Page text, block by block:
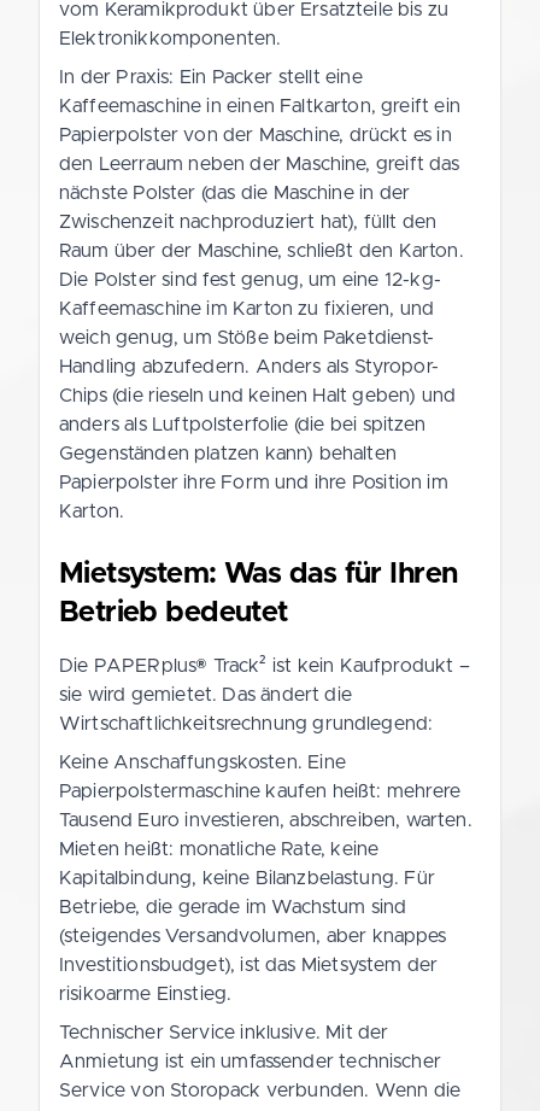
vom Keramikprodukt über Ersatzteile bis zu
Elektronikkomponenten.
In der Praxis: Ein Packer stellt eine
Kaffeemaschine in einen Faltkarton, greift ein
Papierpolster von der Maschine, drückt es in
den Leerraum neben der Maschine, greift das
nächste Polster (das die Maschine in der
Zwischenzeit nachproduziert hat), füllt den
Raum über der Maschine, schließt den Karton.
Die Polster sind fest genug, um eine 12-kg-
Kaffeemaschine im Karton zu fixieren, und
weich genug, um Stöße beim Paketdienst-
Handling abzufedern. Anders als Styropor-
Chips (die rieseln und keinen Halt geben) und
anders als Luftpolsterfolie (die bei spitzen
Gegenständen platzen kann) behalten
Papierpolster ihre Form und ihre Position im
Karton.
Mietsystem: Was das für Ihren
Betrieb bedeutet
Die PAPERplus® Track² ist kein Kaufprodukt –
sie wird gemietet. Das ändert die
Wirtschaftlichkeitsrechnung grundlegend:
Keine Anschaffungskosten. Eine
Papierpolstermaschine kaufen heißt: mehrere
Tausend Euro investieren, abschreiben, warten.
Mieten heißt: monatliche Rate, keine
Kapitalbindung, keine Bilanzbelastung. Für
Betriebe, die gerade im Wachstum sind
(steigendes Versandvolumen, aber knappes
Investitionsbudget), ist das Mietsystem der
risikoarme Einstieg.
Technischer Service inklusive. Mit der
Anmietung ist ein umfassender technischer
Service von Storopack verbunden. Wenn die